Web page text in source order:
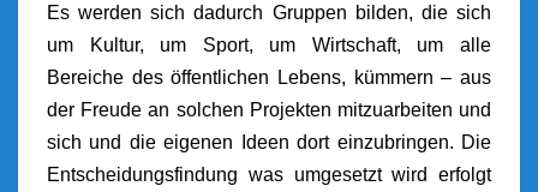
Es werden sich dadurch Gruppen bilden, die sich
um Kultur, um Sport, um Wirtschaft, um alle
Bereiche des öffentlichen Lebens, kümmern – aus
der Freude an solchen Projekten mitzuarbeiten und
sich und die eigenen Ideen dort einzubringen. Die
Entscheidungsfindung was umgesetzt wird erfolgt